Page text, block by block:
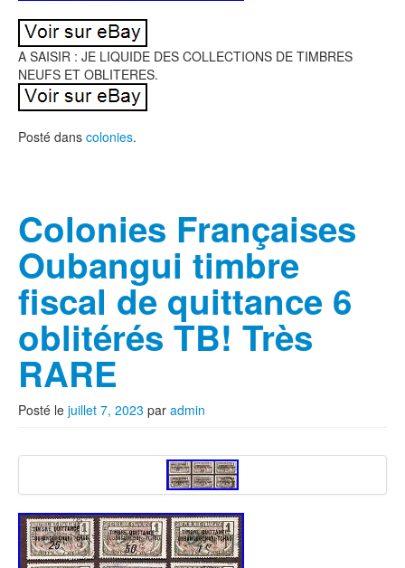
A SAISIR : JE LIQUIDE DES COLLECTIONS DE TIMBRES
NEUFS ET OBLITERES.
Posté dans colonies.
Colonies Françaises
Oubangui timbre
fiscal de quittance 6
oblitérés TB! Très
RARE
Posté le juillet 7, 2023 par admin